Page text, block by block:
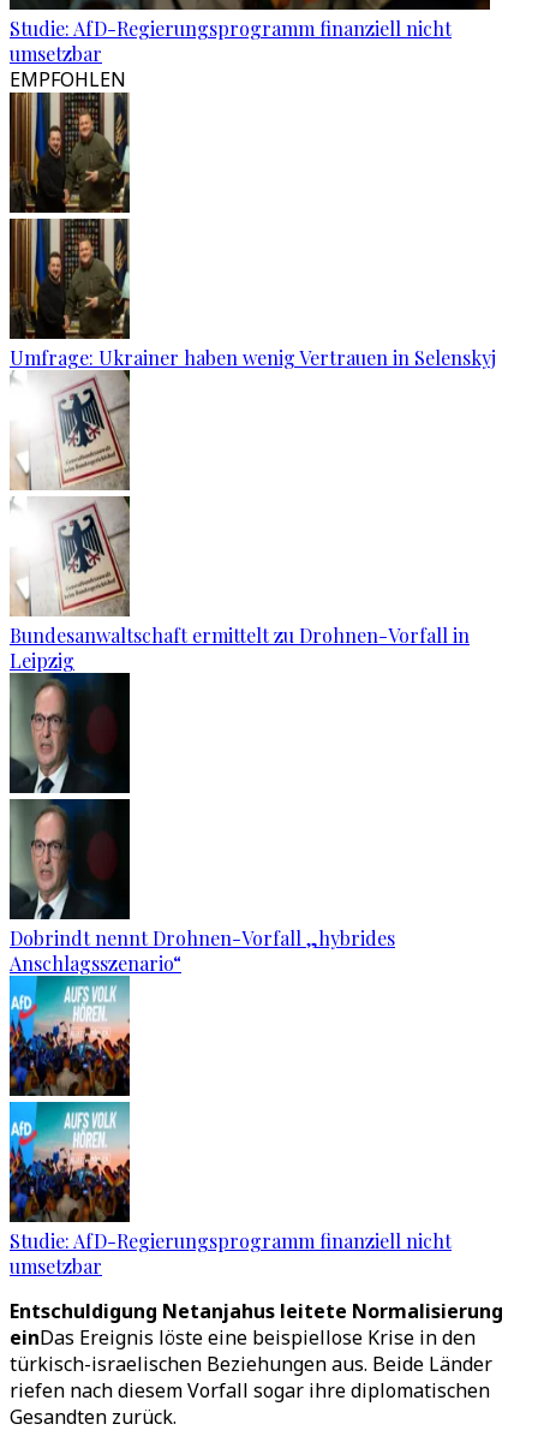
Studie: AfD-Regierungsprogramm finanziell nicht
umsetzbar
EMPFOHLEN
Umfrage: Ukrainer haben wenig Vertrauen in Selenskyj
Bundesanwaltschaft ermittelt zu Drohnen-Vorfall in
Leipzig
Dobrindt nennt Drohnen-Vorfall „hybrides
Anschlagsszenario“
Studie: AfD-Regierungsprogramm finanziell nicht
umsetzbar
Entschuldigung Netanjahus leitete Normalisierung
einDas Ereignis löste eine beispiellose Krise in den
türkisch-israelischen Beziehungen aus. Beide Länder
riefen nach diesem Vorfall sogar ihre diplomatischen
Gesandten zurück.